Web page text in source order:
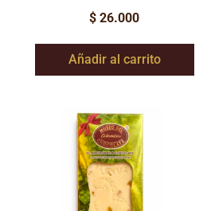
$ 26.000
Añadir al carrito